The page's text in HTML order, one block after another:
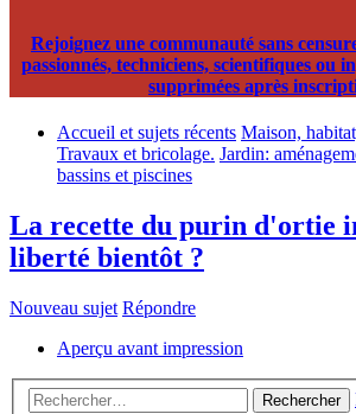
Rejoignez une communauté sans
passionnés, techniciens, scientifiques ou
supprimées après
Accueil et sujets récents Maison,
Travaux et bricolage. Jardin:
bassins et piscines
La recette du purin d'ortie
liberté bientôt ?
Nouveau sujet Répondre
Aperçu avant impression
Rechercher